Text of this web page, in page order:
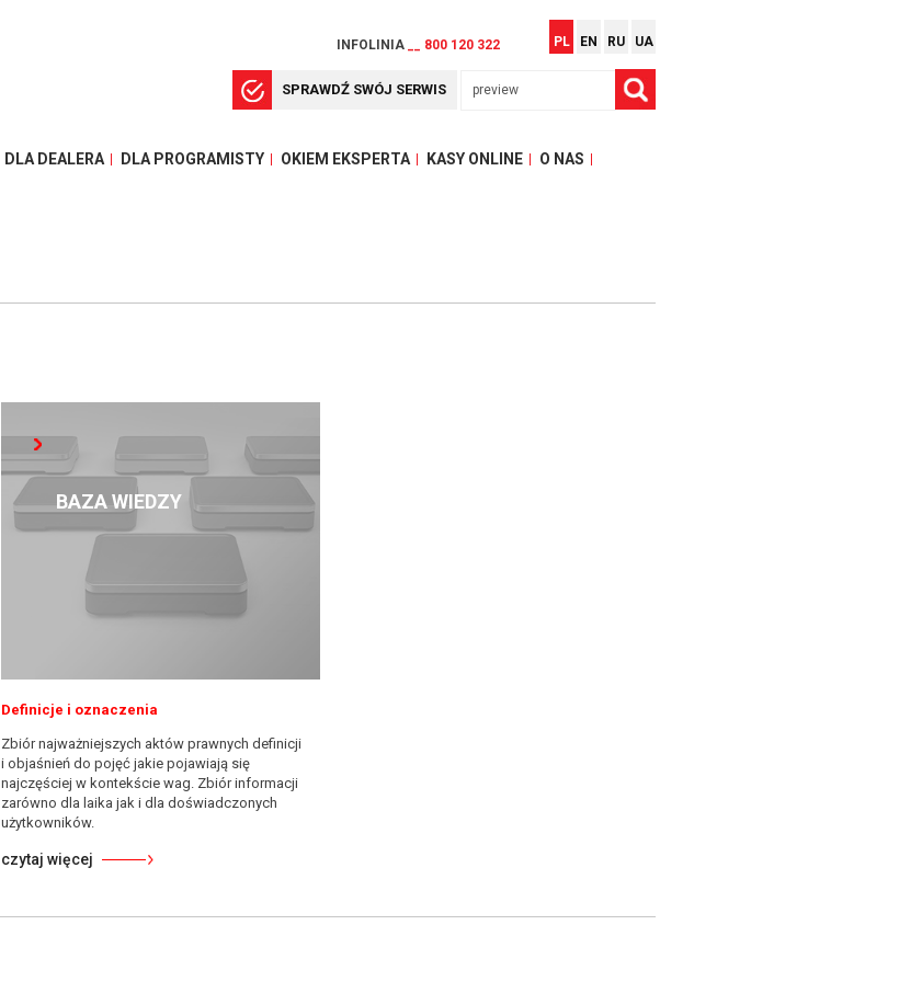
INFOLINIA __ 800 120 322 PL EN RU UA
SPRAWDŹ SWÓJ SERWIS
DLA DEALERA DLA PROGRAMISTY OKIEM EKSPERTA KASY ONLINE O NAS
BAZA WIEDZY
Definicje i oznaczenia
Zbiór najważniejszych aktów prawnych definicji
i objaśnień do pojęć jakie pojawiają się
najczęściej w kontekście wag. Zbiór informacji
zarówno dla laika jak i dla doświadczonych
użytkowników.
czytaj więcej